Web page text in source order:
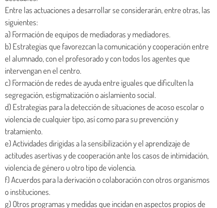
Entre las actuaciones a desarrollar se considerarán, entre otras, las
siguientes:
a) Formación de equipos de mediadoras y mediadores.
b) Estrategias que favorezcan la comunicación y cooperación entre
el alumnado, con el profesorado y con todos los agentes que
intervengan en el centro.
c) Formación de redes de ayuda entre iguales que dificulten la
segregación, estigmatización o aislamiento social.
d) Estrategias para la detección de situaciones de acoso escolar o
violencia de cualquier tipo, así como para su prevención y
tratamiento.
e) Actividades dirigidas a la sensibilización y el aprendizaje de
actitudes asertivas y de cooperación ante los casos de intimidación,
violencia de género u otro tipo de violencia.
f) Acuerdos para la derivación o colaboración con otros organismos
o instituciones.
g) Otros programas y medidas que incidan en aspectos propios de